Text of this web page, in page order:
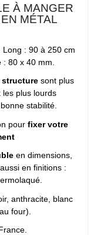
À MANGER
MÉTAL
: 90 à 250 cm
80 x 40 mm.
sont plus
les plus lourds
stabilité.
pour fixer votre
en dimensions,
en finitions :
anthracite, blanc
four).